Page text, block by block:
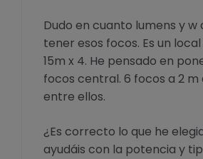
Dudo en cuanto lumens y w
tener esos focos. Es un
15m x 4. He pensado en
focos central. 6 focos a 2 m
entre ellos.
¿Es correcto lo que he
ayudáis con la potencia y